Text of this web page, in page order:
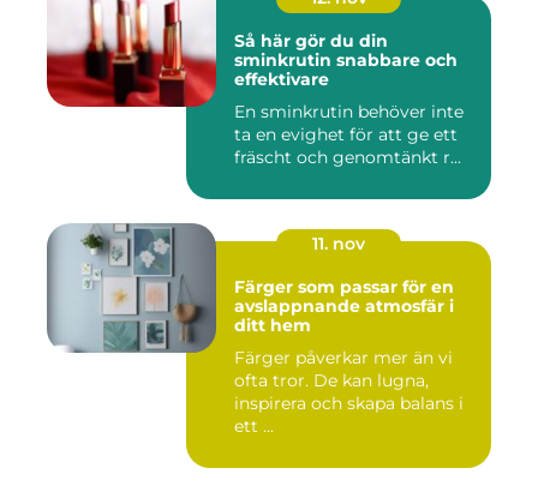
Så här gör du din
sminkrutin snabbare och
effektivare
En sminkrutin behöver inte
ta en evighet för att ge ett
fräscht och genomtänkt r...
11. nov
Färger som passar för en
avslappnande atmosfär i
ditt hem
Färger påverkar mer än vi
ofta tror. De kan lugna,
inspirera och skapa balans i
ett ...